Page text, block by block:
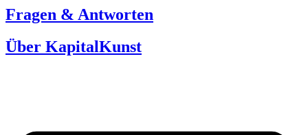
Fragen & Antworten
Über KapitalKunst